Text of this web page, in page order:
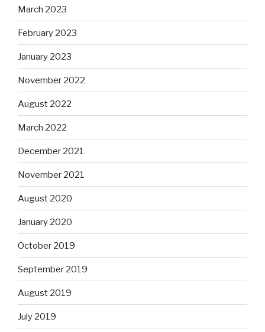
March 2023
February 2023
January 2023
November 2022
August 2022
March 2022
December 2021
November 2021
August 2020
January 2020
October 2019
September 2019
August 2019
July 2019